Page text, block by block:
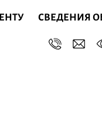
СВЕДЕНИЯ